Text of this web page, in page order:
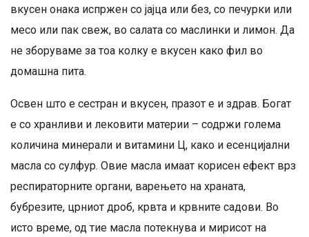
вкусен онака испржен со јајца или без, со печурки или
месо или пак свеж, во салата со маслинки и лимон. Да
не зборуваме за тоа колку е вкусен како фил во
домашна пита.
Освен што е сестран и вкусен, празот е и здрав. Богат
е со хранливи и лековити материи – содржи голема
количина минерали и витамини Ц, како и есенцијални
масла со сулфур. Овие масла имаат корисен ефект врз
респираторните органи, варењето на храната,
бубрезите, црниот дроб, крвта и крвните садови. Во
исто време, од тие масла потекнува и мирисот на